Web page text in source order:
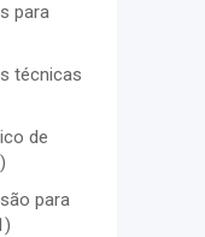
para
técnicas
de
para